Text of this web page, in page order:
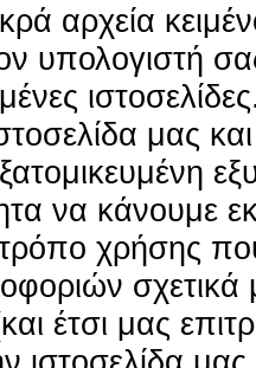
αρχεία
υπολογιστή
μας
να κάνουμε
χρήσης
σχετικά
έτσι μας